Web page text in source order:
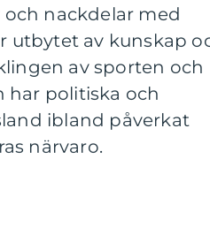
nackdelar med
utbytet av kunskap
av sporten och
har politiska och
ibland påverkat
närvaro.